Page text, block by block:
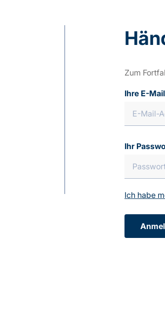
Zum
Ihre E-
Ihr
Ich habe